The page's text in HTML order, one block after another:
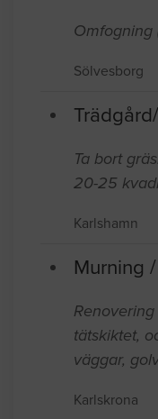
Omfogning
Sölvesborg
Ta bort
20-25
Karlshamn
Murning
tätskiktet,
väggar,
Karlskrona